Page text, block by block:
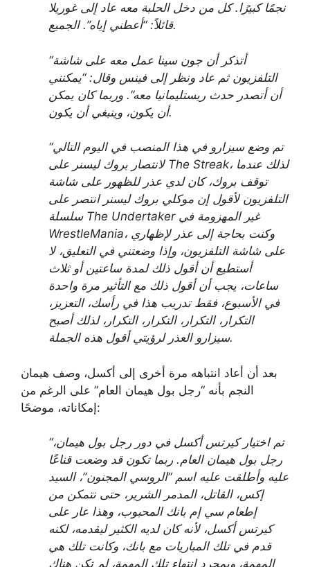
نجمًا كبيرًا. كل من دخل الحلبة معه عاد إلى غوريلا
قائلاً: “أعطني إياه”. الجميع.
“أتذكر أن جون سينا ​​عمل معه على شاشة
التلفزيون ثم عاد ونظر إلى فينس وقال: “يمكنني
أن أتصدر حدث ريستليمانيا معه”. وربما كان يمكن
أن يكون، وينبغي أن يكون.
“تم وضع سيزارو في هذا المنصب في اليوم التالي
لانتصار بروك ليسنر على The Streak، لذلك عندما
توقف بروك، كان لدي عذر للظهور على شاشة
التلفزيون لأقول إن موكلي بروك ليسنر انتصر على
سلسلة The Undertaker غير المهزومة في
WrestleMania، وكنت بحاجة إلى عذر لإظهاري
على شاشة التلفزيون، وإذا وضعتني في التعليق، لا
أستطيع أن أقول ذلك لمدة ساعتين أو ثلاث
ساعات، يجب أن أقول ذلك مع التأثير مرة واحدة
في الأسبوع، فقط تدريب هذا في رأسك، التعزيز،
التكرار، التكرار، التكرار، التكرار، لذلك أصبح
سيزارو العذر لرؤيتي أقول هذه الجملة.
بعد أن أعاد انتباهه مرة أخرى إلى أكسل، وصف هيمان
النجم بأنه “رجل بول هيمان العام” على الرغم من
إمكاناته، موضحًا:
“تم اختيار كيرتس أكسل في دور رجل بول هيمان،
رجل بول هيمان العام. ربما تكون قد وضعت قناعًا
عليه وأطلقت عليه اسم “الروسي المجنون”، السيد
إكس، القاتل، المدمر الشرير، حتى نتمكن من
إطعام سي إم بانك المحبوب، وهذا عار على
كيرتس أكسل، لأنه كان لديه الكثير ليقدمه، لكنه
قدم في تلك المباريات مع بانك، وكانت تلك هي
المهمة، وبمجرد انتهاء تلك المهمة، لم تكن هناك